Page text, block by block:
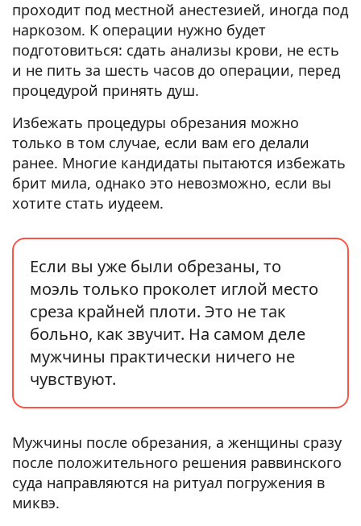
проходит под местной анестезией, иногда под
наркозом. К операции нужно будет
подготовиться: сдать анализы крови, не есть
и не пить за шесть часов до операции, перед
процедурой принять душ.
Избежать процедуры обрезания можно
только в том случае, если вам его делали
ранее. Многие кандидаты пытаются избежать
брит мила, однако это невозможно, если вы
хотите стать иудеем.
Если вы уже были обрезаны, то
моэль только проколет иглой место
среза крайней плоти. Это не так
больно, как звучит. На самом деле
мужчины практически ничего не
чувствуют.
Мужчины после обрезания, а женщины сразу
после положительного решения раввинского
суда направляются на ритуал погружения в
миквэ.